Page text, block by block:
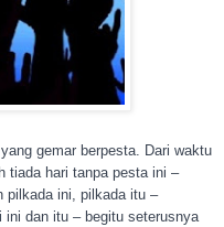
gemar berpesta. Dari waktu
tiada hari tanpa pesta ini –
pilkada ini, pilkada itu –
ini dan itu – begitu seterusnya